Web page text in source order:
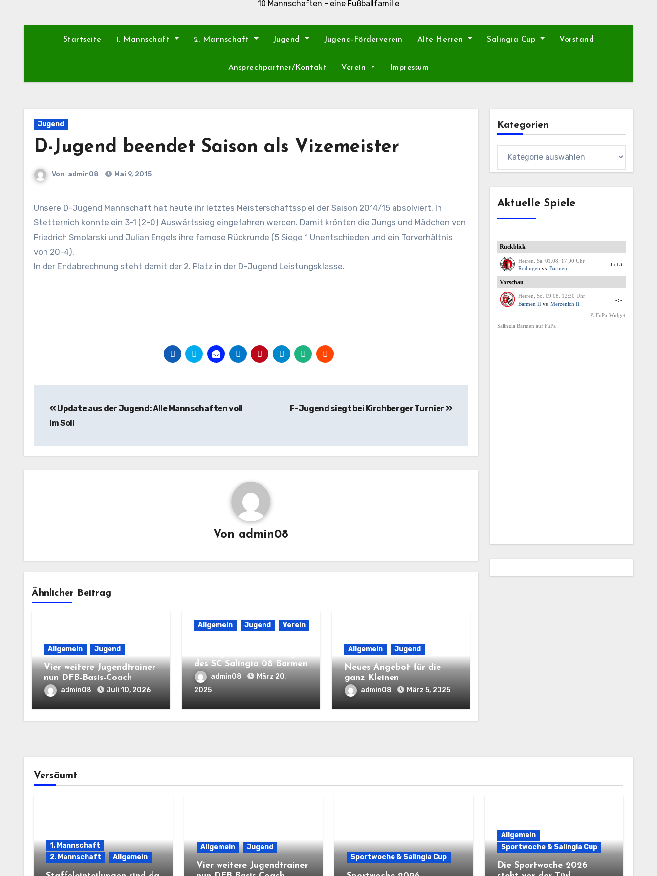
10 Mannschaften - eine Fußballfamilie
Startseite 1. Mannschaft 2. Mannschaft Jugend Jugend-Förderverein Alte Herren Salingia Cup Vorstand
Ansprechpartner/Kontakt Verein Impressum
Jugend
D-Jugend beendet Saison als Vizemeister
Von admin08 Mai 9, 2015
Unsere D-Jugend Mannschaft hat heute ihr letztes Meisterschaftsspiel der Saison 2014/15 absolviert. In
Stetternich konnte ein 3-1 (2-0) Auswärtssieg eingefahren werden. Damit krönten die Jungs und Mädchen von
Friedrich Smolarski und Julian Engels ihre famose Rückrunde (5 Siege 1 Unentschieden und ein Torverhältnis
von 20-4).
In der Endabrechnung steht damit der 2. Platz in der D-Jugend Leistungsklasse.
Update aus der Jugend: Alle Mannschaften voll
im Soll
F-Jugend siegt bei Kirchberger Turnier
Von admin08
Ähnlicher Beitrag
Allgemein Jugend
Vier weitere Jugendtrainer
nun DFB-Basis-Coach
admin08 Juli 10, 2026
Allgemein Jugend Verein
des SC Salingia 08 Barmen
admin08
März 20,
2025
Allgemein Jugend
Neues Angebot für die
ganz Kleinen
admin08 März 5, 2025
Kategorien
Aktuelle Spiele
Versäumt
1. Mannschaft
2. Mannschaft
Allgemein
Allgemein Jugend
Vier weitere Jugendtrainer
Sportwoche & Salingia Cup
Allgemein
Sportwoche & Salingia Cup
Die Sportwoche 2026